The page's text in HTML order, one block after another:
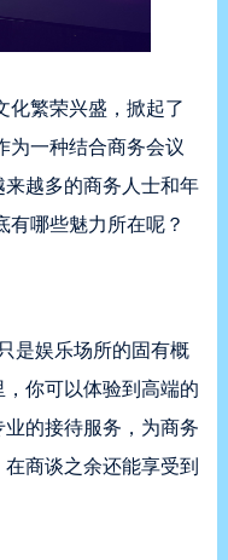
化繁荣兴盛，掀起了
为一种结合商务会议
越多的商务人士和年
有哪些魅力所在呢？
是娱乐场所的固有概
你可以体验到高端的
的接待服务，为商务
商谈之余还能享受到